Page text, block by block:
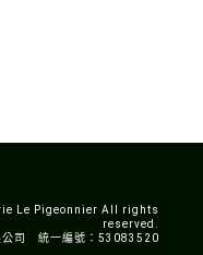
Le Pigeonnier All rights
reserved.
公司 統一編號：53083520